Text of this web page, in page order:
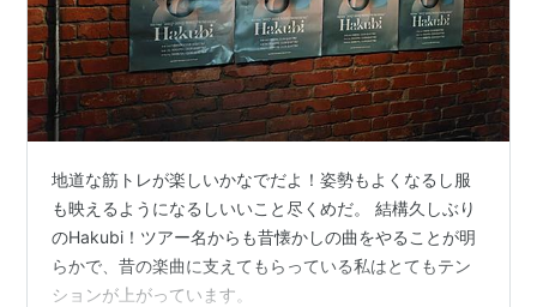
地道な筋トレが楽しいかなでだよ！姿勢もよくなるし服
も映えるようになるしいいこと尽くめだ。 結構久しぶり
のHakubi！ツアー名からも昔懐かしの曲をやることが明
らかで、昔の楽曲に支えてもらっている私はとてもテン
ションが上がっています。